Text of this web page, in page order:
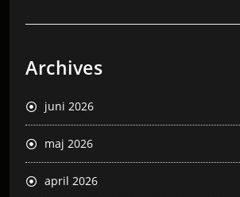
Archives
juni 2026
maj 2026
april 2026